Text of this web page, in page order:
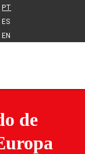
PT
ES
EN
de